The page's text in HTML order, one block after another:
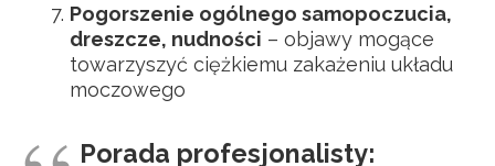
Pogorszenie ogólnego samopoczucia,
dreszcze, nudności – objawy mogące
towarzyszyć ciężkiemu zakażeniu układu
moczowego
Porada profesjonalisty: